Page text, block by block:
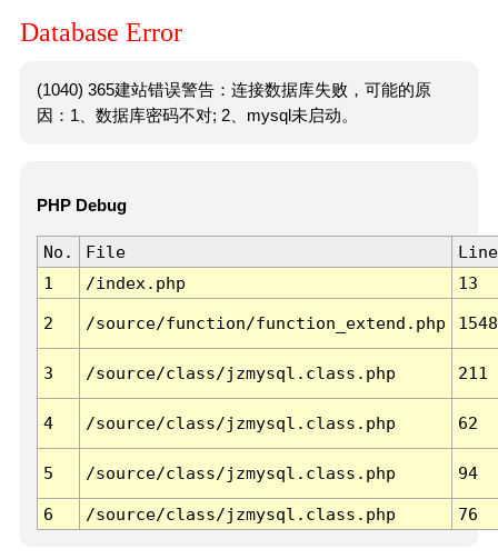
Database Error
(1040) 365建站错误警告：连接数据库失败，可能的原
因：1、数据库密码不对; 2、mysql未启动。
PHP Debug
No. File
Line
1
/index.php 13
2 /source/function/function_extend.php 1548
3 /source/class/jzmysql.class.php 211
4 /source/class/jzmysql.class.php 62
5 /source/class/jzmysql.class.php 94
6 /source/class/jzmysql.class.php 76